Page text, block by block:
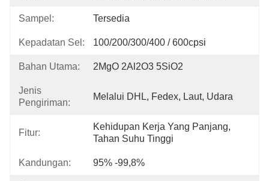
Sampel: Tersedia
Kepadatan Sel: 100/200/300/400 / 600cpsi
Bahan Utama: 2MgO 2Al2O3 5SiO2
Jenis
Pengiriman:
Melalui DHL, Fedex, Laut, Udara
Fitur:
Kehidupan Kerja Yang Panjang,
Tahan Suhu Tinggi
Kandungan: 95% -99,8%